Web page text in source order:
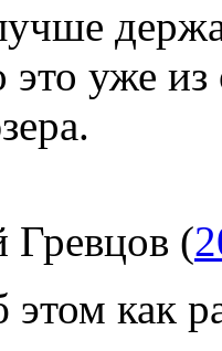
это уже
Гревцов (
как